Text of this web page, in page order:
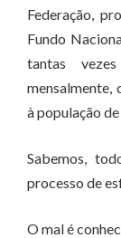
Federação,
Fundo
tantas
mensalmente,
à população
Sabemos,
processo de
O mal é